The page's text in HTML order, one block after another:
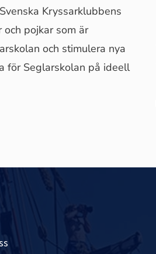
Kryssarklubbens
pojkar som är
och stimulera nya
för Seglarskolan på ideell